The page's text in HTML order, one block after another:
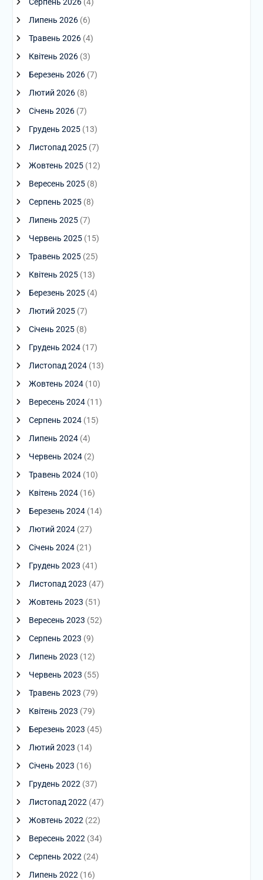
Липень 2026(6)
Травень 2026(4)
Квітень 2026(3)
Березень 2026(7)
Лютий 2026(8)
Січень 2026(7)
Грудень 2025(13)
Листопад 2025(7)
Жовтень 2025(12)
Вересень 2025(8)
Серпень 2025(8)
Липень 2025(7)
Червень 2025(15)
Травень 2025(25)
Квітень 2025(13)
Березень 2025(4)
Лютий 2025(7)
Січень 2025(8)
Грудень 2024(17)
Листопад 2024(13)
Жовтень 2024(10)
Вересень 2024(11)
Серпень 2024(15)
Липень 2024(4)
Червень 2024(2)
Травень 2024(10)
Квітень 2024(16)
Березень 2024(14)
Лютий 2024(27)
Січень 2024(21)
Грудень 2023 (41)
Листопад 2023 (47)
Жовтень 2023 (51)
Вересень 2023 (52)
Серпень 2023 (9)
Липень 2023 (12)
Червень 2023 (55)
Травень 2023 (79)
Квітень 2023 (79)
Березень 2023 (45)
Лютий 2023 (14)
Січень 2023 (16)
Грудень 2022 (37)
Листопад 2022 (47)
Жовтень 2022 (22)
Вересень 2022 (34)
Серпень 2022 (24)
Липень 2022 (16)